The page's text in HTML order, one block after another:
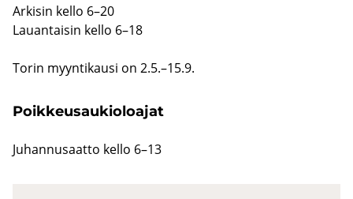
Ar­ki­sin kello 6–20
Lau­an­tai­sin kello 6–18
Torin myyn­ti­kausi on 2.5.–15.9.
Poik­keus­au­kio­loa­jat
Ju­han­nusaat­to kello 6–13